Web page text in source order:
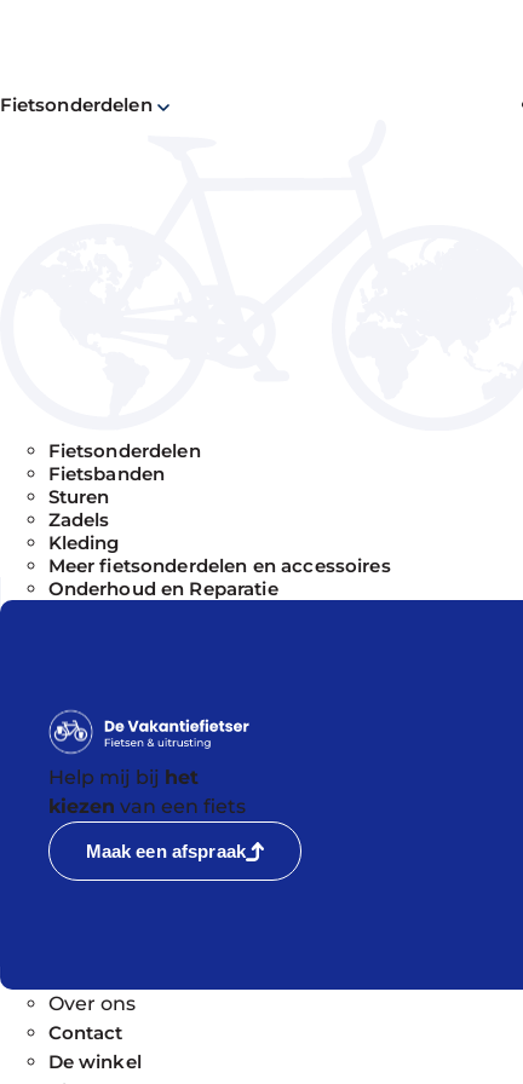
Fietsonderdelen
Fietsonderdelen
Fietsbanden
Sturen
Zadels
Kleding
Meer fietsonderdelen en accessoires
Onderhoud en Reparatie
Help mij bij het
kiezen van een fiets
Maak een afspraak
Over ons
Contact
De winkel